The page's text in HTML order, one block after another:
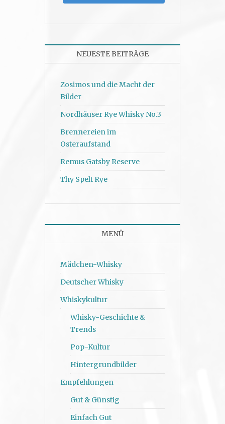
NEUESTE BEITRÄGE
Zosimos und die Macht der
Bilder
Nordhäuser Rye Whisky No.3
Brennereien im
Osteraufstand
Remus Gatsby Reserve
Thy Spelt Rye
MENÜ
Mädchen-Whisky
Deutscher Whisky
Whiskykultur
Whisky-Geschichte &
Trends
Pop-Kultur
Hintergrundbilder
Empfehlungen
Gut & Günstig
Einfach Gut